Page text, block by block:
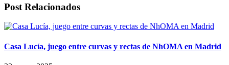
Post Relacionados
Casa Lucía, juego entre curvas y rectas de NhOMA en Madrid